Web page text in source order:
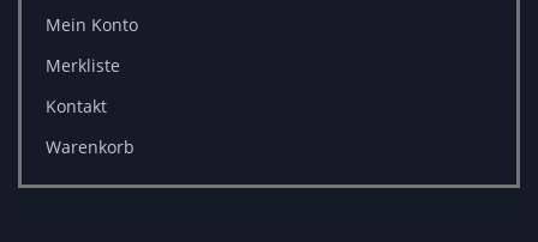
Mein Konto
Merkliste
Kontakt
Warenkorb